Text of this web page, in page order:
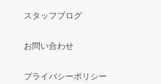
スタッフブログ
お問い合わせ
プライバシーポリシー